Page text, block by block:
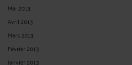
Mai 2013
Avril 2013
Mars 2013
Février 2013
Janvier 2013